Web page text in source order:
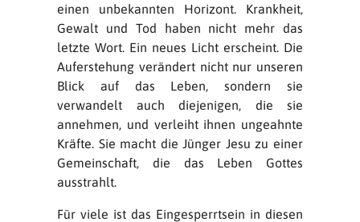
einen unbekannten Horizont. Krankheit,
Gewalt und Tod haben nicht mehr das
letzte Wort. Ein neues Licht erscheint. Die
Auferstehung verändert nicht nur unseren
Blick auf das Leben, sondern sie
verwandelt auch diejenigen, die sie
annehmen, und verleiht ihnen ungeahnte
Kräfte. Sie macht die Jünger Jesu zu einer
Gemeinschaft, die das Leben Gottes
ausstrahlt.
Für viele ist das Eingesperrtsein in diesen